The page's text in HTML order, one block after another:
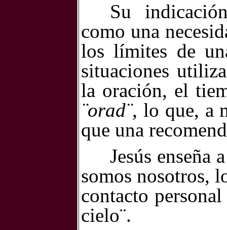
Su
como una
los límites de
situaciones
la oración, el
¨orad¨, lo que, a
que una
Jesús enseña
somos nosotros,
contacto
cielo¨.